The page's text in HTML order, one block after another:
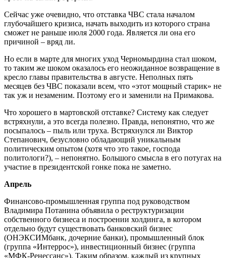
Сейчас уже очевидно, что отставка ЧВС стала началом
глубочайшего кризиса, начать выходить из которого страна
сможет не раньше июля 2000 года. Является ли она его
причиной – вряд ли.
Но если в марте для многих уход Черномырдина стал шоком,
то таким же шоком оказалось его неожиданное возвращение в
кресло главы правительства в августе. Неполных пять
месяцев без ЧВС показали всем, что «этот мощный старик» не
так уж и незаменим. Поэтому его и заменили на Примакова.
Что хорошего в мартовской отставке? Систему как следует
встряхнули, а это всегда полезно. Правда, непонятно, что же
посыпалось – пыль или труха. Встряхнулся ли Виктор
Степанович, безусловно обладающий уникальным
политическим опытом (хотя что это такое, господа
политологи?), – непонятно. Большого смысла в его потугах на
участие в президентской гонке пока не заметно.
Апрель
Финансово-промышленная группа под руководством
Владимира Потанина объявила о реструктуризации
собственного бизнеса и построении холдинга, в котором
отдельно будут существовать банковский бизнес
(ОНЭКСИМбанк, дочерние банки), промышленный блок
(группа «Интеррос»), инвестиционный бизнес (группа
«МФК-Ренессанс»). Таким образом, каждый из крупных